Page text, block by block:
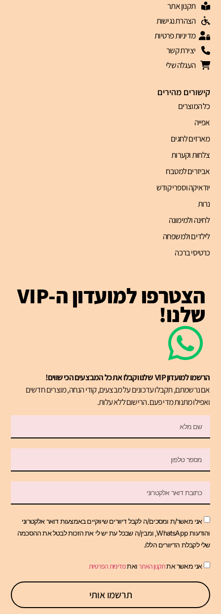
קישורים מהירים
כל המוצרים
אפייה
מארזים לחגים
צלחות וקערות
אביזרים למטבח
יודאיקה וספרי קודש
נרות
לחינה ולמימונה
לילדים ולמשפחה
כרטיסי ברכה
תקנון אתר
הצהרת נגישות
מדיניות פרטיות
יצירת קשר
העגלה שלי
הצטרפו למועדון ה-VIP
שלנו!
הרשמו למועדון VIP שלנו וקבלו את כל המבצעים הכי שווים!
אם נרשמתם, תקבלו עדכונים על מבצעים, קודי הנחה, מוצרים חדשים
ואפילו מתנות מדי פעם. הרישום ללא עלות.
אני מאשר/ת ומסכים/ה לקבל דיוורים שיווקיים באמצעות דואר אלקטרוני
והודעות WhatsApp, ומבין/ה שבכל עת יש לי את הזכות לבטל את ההסכמה
שלי לקבלת הדיוורים הללו.
אני מאשר אתתקנון האתרואתמדיניות הפרטיות
תרשמו אותי